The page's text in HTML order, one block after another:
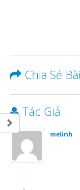
Chia Sẻ
Tác Giả
melinh